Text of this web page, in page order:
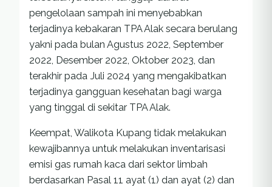
pengelolaan sampah ini menyebabkan
terjadinya kebakaran TPA Alak secara berulang
yakni pada bulan Agustus 2022, September
2022, Desember 2022, Oktober 2023, dan
terakhir pada Juli 2024 yang mengakibatkan
terjadinya gangguan kesehatan bagi warga
yang tinggal di sekitar TPA Alak.
Keempat, Walikota Kupang tidak melakukan
kewajibannya untuk melakukan inventarisasi
emisi gas rumah kaca dari sektor limbah
berdasarkan Pasal 11 ayat (1) dan ayat (2) dan